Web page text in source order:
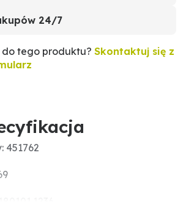
24/7
do tego produktu? Skontaktuj się z
451762